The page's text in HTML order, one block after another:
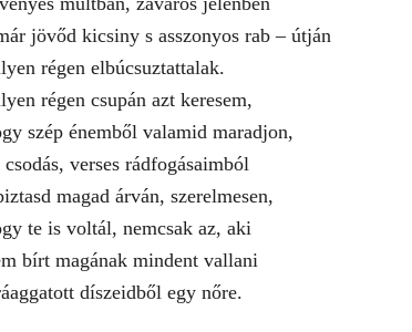
jövőd kicsiny s asszonyos rab – útján
régen elbúcsuztattalak.
régen csupán azt keresem,
szép énemből valamid maradjon,
csodás, verses rádfogásaimból
magad árván, szerelmesen,
te is voltál, nemcsak az, aki
bírt magának mindent vallani
díszeidből egy nőre.